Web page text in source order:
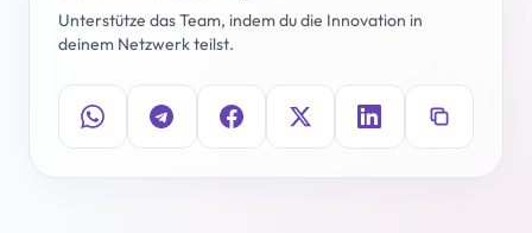
Unterstütze das Team, indem du die Innovation in
deinem Netzwerk teilst.